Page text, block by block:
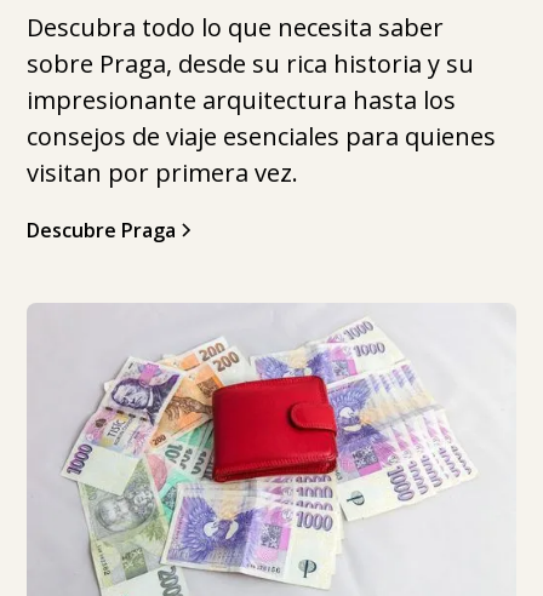
Descubra todo lo que necesita saber
sobre Praga, desde su rica historia y su
impresionante arquitectura hasta los
consejos de viaje esenciales para quienes
visitan por primera vez.
Descubre Praga